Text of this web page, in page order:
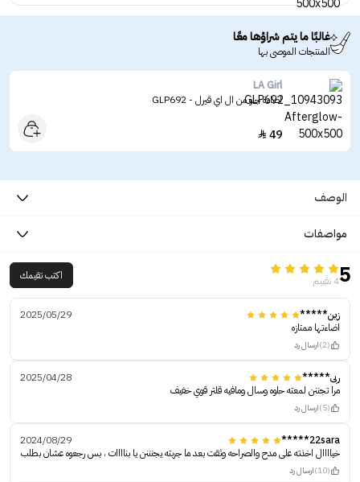
غالبًا ما يتم شراؤها معًا
المنتجات الموصى بها
LA Girl
اضاءة جلو من ال اي قيرل - GLP692
49

الوصف
مواصفات
54 تقييم اكتب تقيمك
زين*****
2025/05/29
اضاءتها ممتازه
(2) ارسال رد
ربى*****
2025/04/28
مرا تجننن لمعته حلوه وسال ومافيه قلتر قوي خفيف
(5) ارسال رد
22sara*****
2024/08/29
خياااال اخذته على مدح والصراحه وثقت بعد ما جربته يجنننن يا بناااات ، بس رجعوه عشان بطلب
(10) ارسال رد